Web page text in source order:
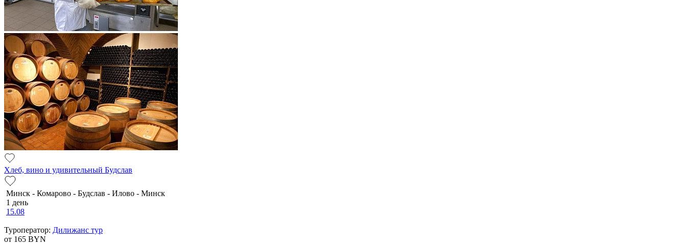
Хлеб, вино и удивительный Будслав
Минск - Комарово - Будслав - Илово - Минск
1 день
15.08
Туроператор: Дилижанс тур
от 165 BYN